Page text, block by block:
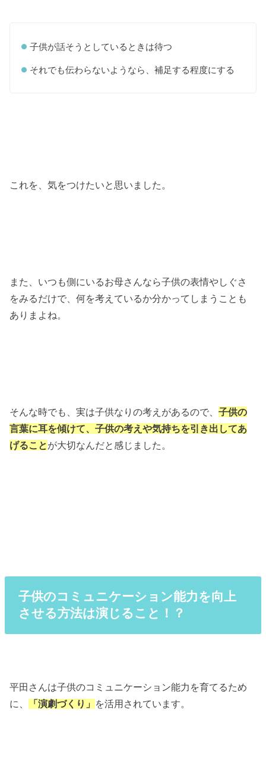
子供が話そうとしているときは待つ
それでも伝わらないようなら、補足する程度にする
これを、気をつけたいと思いました。
また、いつも側にいるお母さんなら子供の表情やしぐさ
をみるだけで、何を考えているか分かってしまうことも
ありまよね。
そんな時でも、実は子供なりの考えがあるので、子供の
言葉に耳を傾けて、子供の考えや気持ちを引き出してあ
げることが大切なんだと感じました。
子供のコミュニケーション能力を向上
させる方法は演じること！？
平田さんは子供のコミュニケーション能力を育てるため
に、
「演劇づくり」 を活用されています。